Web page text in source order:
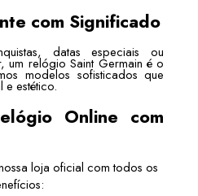
com Significado
datas especiais ou
um relógio Saint Germain é o
modelos sofisticados que
estético.
Online com
loja oficial com todos os